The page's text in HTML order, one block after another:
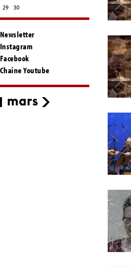
29
30
Newsletter
Instagram
Facebook
Chaîne Youtube